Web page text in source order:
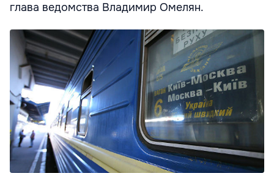
глава ведомства Владимир Омелян.